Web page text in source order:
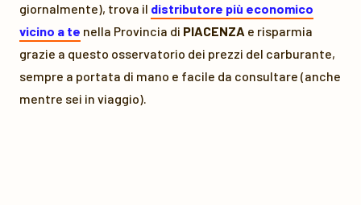
giornalmente), trova il distributore più economico
vicino a te nella Provincia di PIACENZA e risparmia
grazie a questo osservatorio dei prezzi del carburante,
sempre a portata di mano e facile da consultare (anche
mentre sei in viaggio).